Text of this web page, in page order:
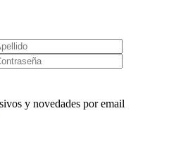
y novedades por email